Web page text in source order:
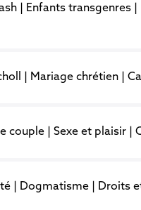
| Enfants transgenres |
| Mariage chrétien |
couple | Sexe et plaisir |
| Dogmatisme | Droits